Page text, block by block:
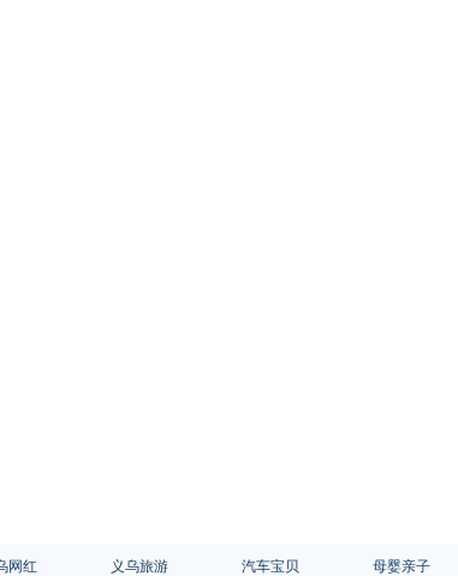
网红 义乌旅游 汽车宝贝 母婴亲子